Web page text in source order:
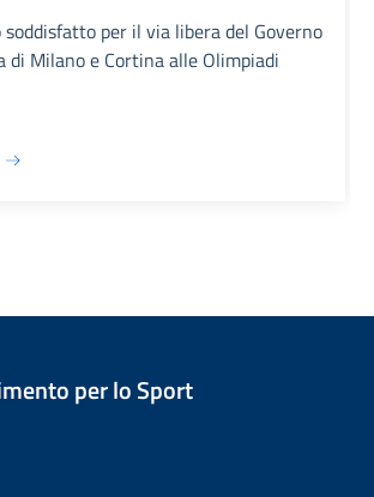
per il via libera del Governo
di Milano e Cortina alle Olimpiadi
per lo Sport